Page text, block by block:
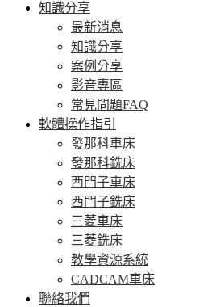
知識分享
最新消息
知識分享
案例分享
影音專區
常見問題FAQ
軟體操作指引
發那科車床
發那科銑床
西門子車床
西門子銑床
三菱車床
三菱銑床
教學資源系統
CADCAM車床
聯絡我們